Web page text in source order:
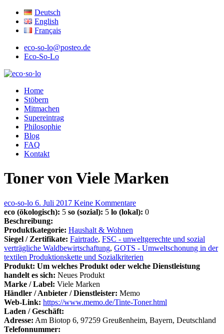
Deutsch
English
Français
eco-so-lo@posteo.de
Eco-So-Lo
eco·so·lo
Home
Stöbern
Mitmachen
Supereintrag
Philosophie
Blog
FAQ
Kontakt
Toner von Viele Marken
eco-so-lo 6. Juli 2017 Keine Kommentare
eco (ökologisch): 5 so (sozial): 5 lo (lokal): 0
Beschreibung:
Produktkategorie: Haushalt & Wohnen
Siegel / Zertifikate: Fairtrade, FSC - unweltgerechte und sozial
verträgliche Waldbewirtschaftung, GOTS - Umweltschonung in der
textilen Produktionskette und Sozialkriterien
Produkt: Um welches Produkt oder welche Dienstleistung
handelt es sich: Neues Produkt
Marke / Label: Viele Marken
Händler / Anbieter / Dienstleister: Memo
Web-Link: https://www.memo.de/Tinte-Toner.html
Laden / Geschäft:
Adresse: Am Biotop 6, 97259 Greußenheim, Bayern, Deutschland
Telefonnummer: